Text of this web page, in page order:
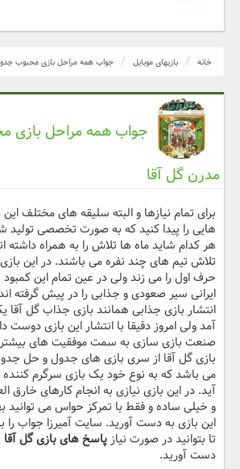
خانه بازیهای موبایل جواب همه مراحل بازی محبوب
جواب همه مراحل بازی
مدرن گل آقا
برای تمام نیازها و البته سلیقه های مختلف
هایی را پیدا کنید که به صورت تخصصی تولید
هر کدام شاید ماه ها تلاش را به همراه
تلاش تیم های چند نفره می باشند. در این
حرف اول را می زند ولی در عین تمام این
ایرانی سیر صعودی و جذابی را در پیش گرفته
انتشار بازی جذابی همانند بازی جذاب گل
آمد ولی امروز دقیقا با انتشار این بازی دوست
صنعت بازی سازی به سمت موفقیت های
بازی گل آقا از سری بازی های جدول و حل
می باشد که به نوع خود یک بازی سرگرم
آید. در این بازی نیازی به انجام کارهای خارق
و خیلی ساده و فقط با تمرکز حواس می توانید
این بازی به دست آورید. سایت آمیرزا جواب را
تا بتوانید در صورت نیازپاسخ های بازی گل آقا
دست آورید.